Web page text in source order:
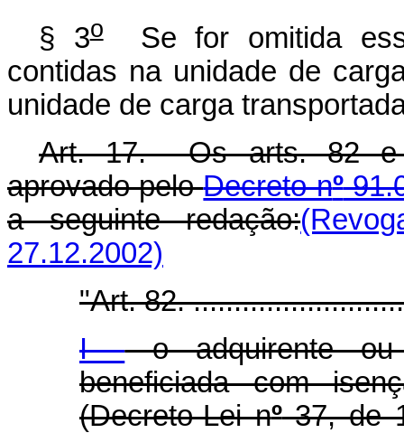
§ 3oSe for omitida
contidas na unidade de
unidade de carga
Art. 17. Os arts. 82 e
aprovado peloDecreto nº
a seguinte redação:
27.12.2002)
"Art. 82.
I -o adquirente ou
beneficiada com
(Decreto-Lei nº37, de